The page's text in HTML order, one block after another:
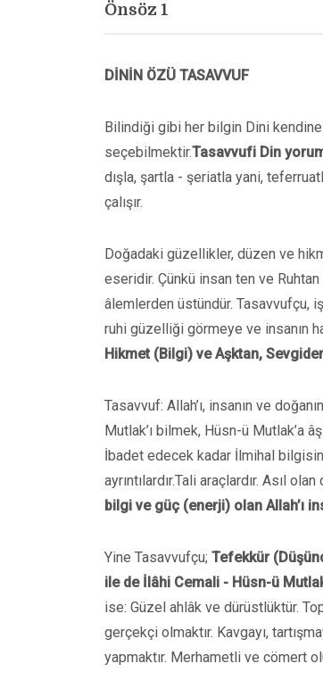
Önsöz 1
DİNİN ÖZÜ TASAVVUF
Bilindiği gibi her bilgin Dini kendine
seçebilmektir.Tasavvufi Din
dışla, şartla - şeriatla yani,
çalışır.
Doğadaki güzellikler, düzen ve
eseridir. Çünkü insan ten ve
âlemlerden üstündür. Tasavvufçu,
ruhi güzelliği görmeye ve insanın
Hikmet (Bilgi) ve Aşktan,
Tasavvuf: Allah’ı, insanın ve
Mutlak’ı bilmek, Hüsn-ü Mutlak’a
İbadet edecek kadar İlmihal
ayrıntılardır.Tali araçlardır. Asıl
bilgi ve güç (enerji) olan Allah’ı
Yine Tasavvufçu; Tefekkür
ile de İlâhi Cemali - Hüsn-ü
ise: Güzel ahlâk ve dürüstlüktür.
gerçekçi olmaktır. Kavgayı,
yapmaktır. Merhametli ve cömert